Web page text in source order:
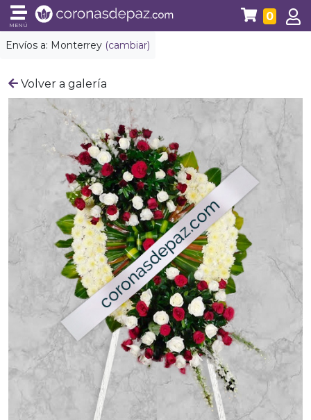
Envíos a: Monterrey (cambiar)
MENÚ
0
Volver a galería